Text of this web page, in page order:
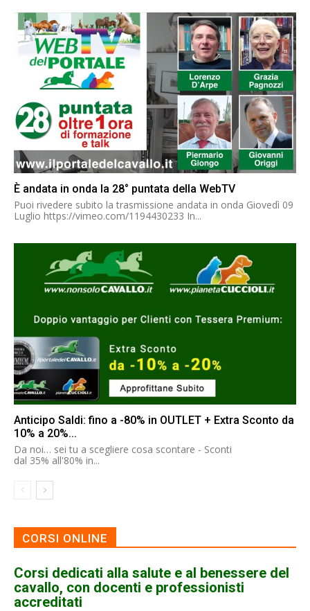
È andata in onda la 28° puntata della WebTV
Puoi rivedere subito la trasmissione andata in onda Giovedì 09
Luglio https://vimeo.com/1194430233 In...
Anticipo Saldi: fino a -80% in OUTLET + Extra Sconto da
10% a 20%...
Da noi… sei tu a scegliere cosa scontare - Sconti
dal 35% all'80% in...
CORSI ONLINE
Corsi dedicati alla salute e al benessere del
cavallo, con docenti e professionisti
accreditati